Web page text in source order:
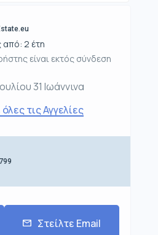
2 έτη
είναι εκτός σύνδεση
31 Ιωάννινα
τις Αγγελίες
Στείλτε Email